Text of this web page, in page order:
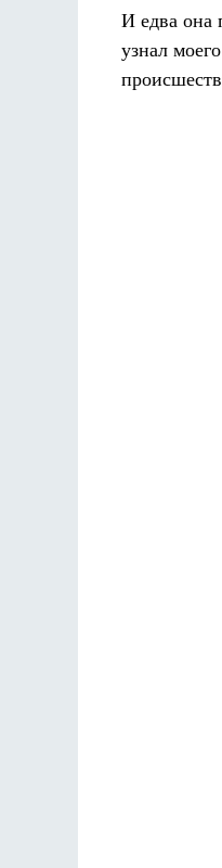
И едва она
узнал